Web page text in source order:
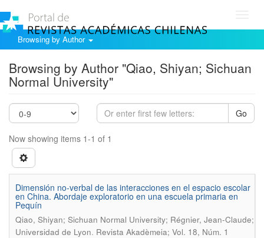
Browsing by Author
Browsing by Author "Qiao, Shiyan; Sichuan
Normal University"
Go
Now showing items 1-1 of 1
Dimensión no-verbal de las interacciones en el espacio escolar
en China. Abordaje exploratorio en una escuela primaria en
Pequín
Qiao, Shiyan; Sichuan Normal University; Régnier, Jean-Claude;
Universidad de Lyon. Revista Akadèmeia; Vol. 18, Núm. 1